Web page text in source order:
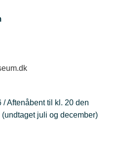
Aftenåbent til kl. 20 den
juli og december)